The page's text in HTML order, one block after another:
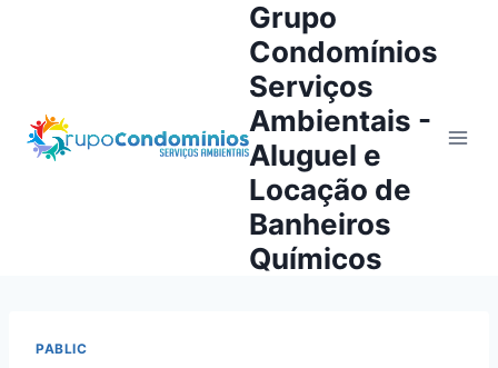
Grupo
Condomínios
Serviços
Ambientais -
Aluguel e
Locação de
Banheiros
Químicos
PABLIC